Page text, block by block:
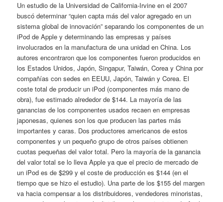
Un estudio de la Universidad de California-Irvine en el 2007
buscó determinar “quien capta más del valor agregado en un
sistema global de innovación” separando los componentes de un
iPod de Apple y determinando las empresas y países
involucrados en la manufactura de una unidad en China. Los
autores encontraron que los componentes fueron producidos en
los Estados Unidos, Japón, Singapur, Taiwán, Corea y China por
compañías con sedes en EEUU, Japón, Taiwán y Corea. El
coste total de producir un iPod (componentes más mano de
obra), fue estimado alrededor de $144. La mayoría de las
ganancias de los componentes usados recaen en empresas
japonesas, quienes son los que producen las partes más
importantes y caras. Dos productores americanos de estos
componentes y un pequeño grupo de otros países obtienen
cuotas pequeñas del valor total. Pero la mayoría de la ganancia
del valor total se lo lleva Apple ya que el precio de mercado de
un iPod es de $299 y el coste de producción es $144 (en el
tiempo que se hizo el estudio). Una parte de los $155 del margen
va hacia compensar a los distribuidores, vendedores minoristas,